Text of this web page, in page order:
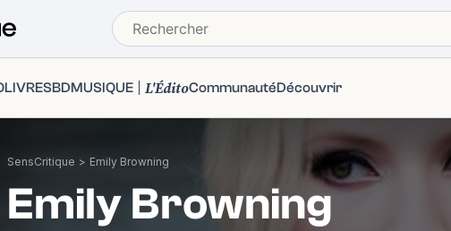
LIVRESBDMUSIQUE L'ÉditoCommunautéDécouvrir
SensCritique > Emily Browning
Emily Browning